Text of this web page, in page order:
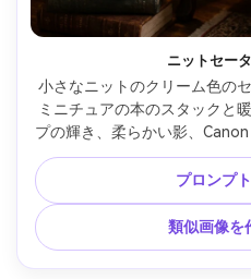
ニットセー
小さなニットのクリーム色の
ミニチュアの本のスタックと
プの輝き、柔らかい影、
れた居心地の良い読書コーナ
ポートレート、浅い被写界深
リアルな生地の質感と
プロンプ
類似画像